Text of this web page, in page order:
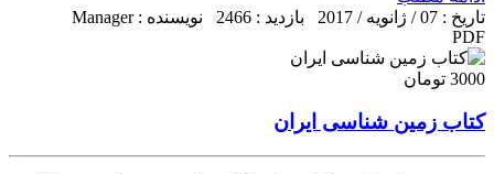
تاریخ : 07 / ژانویه / 2017
بازدید : 2466
نویسنده : Manager
PDF
3000 تومان
کتاب زمین شناسی ایران